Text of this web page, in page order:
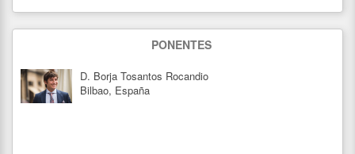
PONENTES
D. Borja Tosantos Rocandio
Bilbao, España